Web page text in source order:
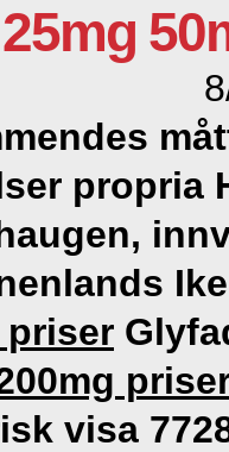
propria
priser
visa